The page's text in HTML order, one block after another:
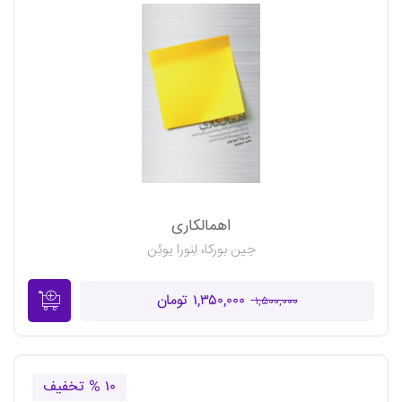
اهمالکاری
جین بورکا، لِنورا یوئِن
۱,۵۰۰,۰۰۰ ۱,۳۵۰,۰۰۰ تومان
۱۰ % تخفیف